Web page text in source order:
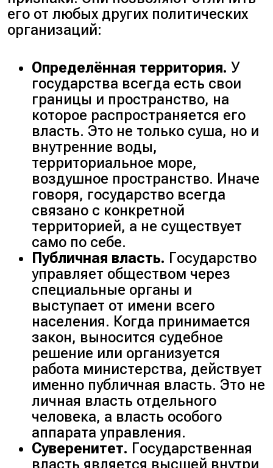
его от любых других политических
организаций:
Определённая территория. У
государства всегда есть свои
границы и пространство, на
которое распространяется его
власть. Это не только суша, но и
внутренние воды,
территориальное море,
воздушное пространство. Иначе
говоря, государство всегда
связано с конкретной
территорией, а не существует
само по себе.
Публичная власть. Государство
управляет обществом через
специальные органы и
выступает от имени всего
населения. Когда принимается
закон, выносится судебное
решение или организуется
работа министерства, действует
именно публичная власть. Это не
личная власть отдельного
человека, а власть особого
аппарата управления.
Суверенитет. Государственная
власть является высшей внутри